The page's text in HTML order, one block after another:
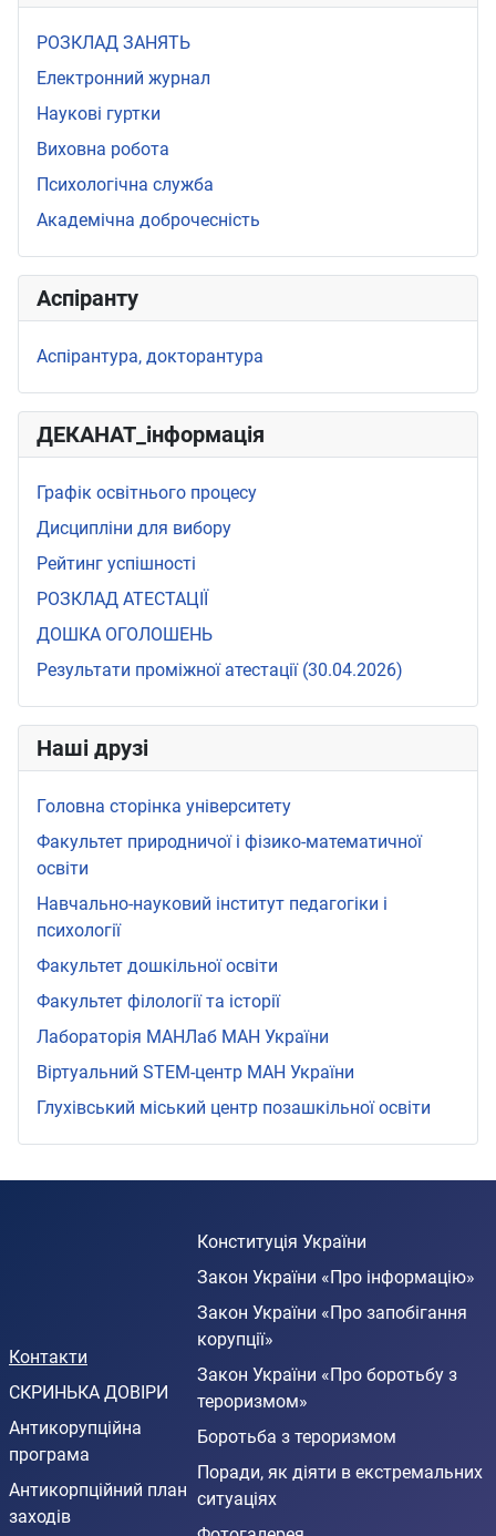
РОЗКЛАД ЗАНЯТЬ
Електронний журнал
Наукові гуртки
Виховна робота
Психологічна служба
Академічна доброчесність
Аспіранту
Аспірантура, докторантура
ДЕКАНАТ_інформація
Графік освітнього процесу
Дисципліни для вибору
Рейтинг успішності
РОЗКЛАД АТЕСТАЦІЇ
ДОШКА ОГОЛОШЕНЬ
Результати проміжної атестації (30.04.2026)
Наші друзі
Головна сторінка університету
Факультет природничої і фізико-математичної
освіти
Навчально-науковий інститут педагогіки і
психології
Факультет дошкільної освіти
Факультет філології та історії
Лабораторія МАНЛаб МАН України
Віртуальний STEМ-центр МАН України
Глухівський міський центр позашкільної освіти
Контакти
СКРИНЬКА ДОВІРИ
Антикорупційна
програма
Антикорпційний план
заходів
Конституція України
Закон України «Про інформацію»
Закон України «Про запобігання
корупції»
Закон України «Про боротьбу з
тероризмом»
Боротьба з тероризмом
Поради, як діяти в екстремальних
ситуаціях